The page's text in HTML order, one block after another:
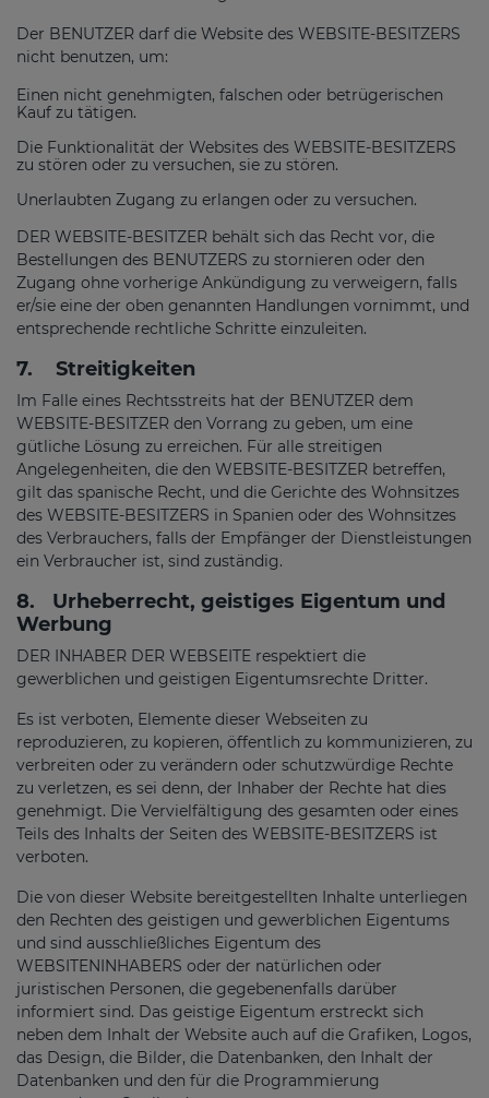
Der BENUTZER darf die Website des WEBSITE-BESITZERS
nicht benutzen, um:
Einen nicht genehmigten, falschen oder betrügerischen
Kauf zu tätigen.
Die Funktionalität der Websites des WEBSITE-BESITZERS
zu stören oder zu versuchen, sie zu stören.
Unerlaubten Zugang zu erlangen oder zu versuchen.
DER WEBSITE-BESITZER behält sich das Recht vor, die
Bestellungen des BENUTZERS zu stornieren oder den
Zugang ohne vorherige Ankündigung zu verweigern, falls
er/sie eine der oben genannten Handlungen vornimmt, und
entsprechende rechtliche Schritte einzuleiten.
7. Streitigkeiten
Im Falle eines Rechtsstreits hat der BENUTZER dem
WEBSITE-BESITZER den Vorrang zu geben, um eine
gütliche Lösung zu erreichen. Für alle streitigen
Angelegenheiten, die den WEBSITE-BESITZER betreffen,
gilt das spanische Recht, und die Gerichte des Wohnsitzes
des WEBSITE-BESITZERS in Spanien oder des Wohnsitzes
des Verbrauchers, falls der Empfänger der Dienstleistungen
ein Verbraucher ist, sind zuständig.
8.
Urheberrecht, geistiges Eigentum und
Werbung
DER INHABER DER WEBSEITE respektiert die
gewerblichen und geistigen Eigentumsrechte Dritter.
Es ist verboten, Elemente dieser Webseiten zu
reproduzieren, zu kopieren, öffentlich zu kommunizieren, zu
verbreiten oder zu verändern oder schutzwürdige Rechte
zu verletzen, es sei denn, der Inhaber der Rechte hat dies
genehmigt. Die Vervielfältigung des gesamten oder eines
Teils des Inhalts der Seiten des WEBSITE-BESITZERS ist
verboten.
Die von dieser Website bereitgestellten Inhalte unterliegen
den Rechten des geistigen und gewerblichen Eigentums
und sind ausschließliches Eigentum des
WEBSITENINHABERS oder der natürlichen oder
juristischen Personen, die gegebenenfalls darüber
informiert sind. Das geistige Eigentum erstreckt sich
neben dem Inhalt der Website auch auf die Grafiken, Logos,
das Design, die Bilder, die Datenbanken, den Inhalt der
Datenbanken und den für die Programmierung